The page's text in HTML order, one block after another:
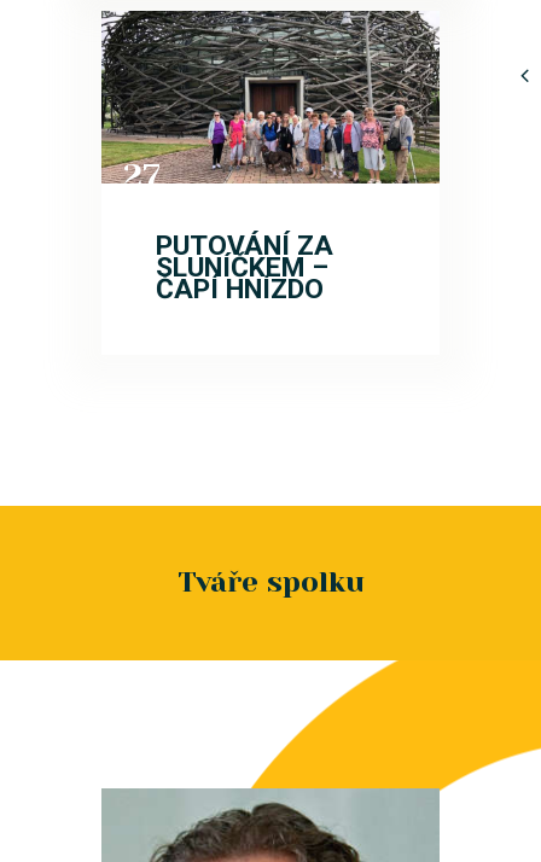
27
PUTOVÁNÍ ZA
SLUNÍČKEM –
ČAPÍ HNÍZDO
Tváře spolku